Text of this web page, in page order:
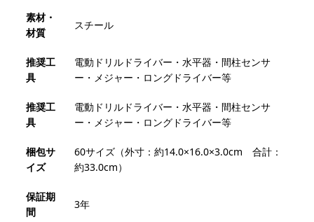
素材・
材質
スチール
推奨工
具
電動ドリルドライバー・水平器・間柱センサ
ー・メジャー・ロングドライバー等
推奨工
具
電動ドリルドライバー・水平器・間柱センサ
ー・メジャー・ロングドライバー等
梱包サ
イズ
60サイズ（外寸：約14.0×16.0×3.0cm 合計：
約33.0cm）
保証期
間
3年